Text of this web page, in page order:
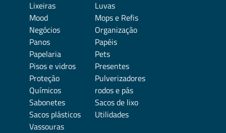
Lixeiras
Luvas
Mood
Mops e Refis
Negócios
Organização
Panos
Papéis
Papelaria
Pets
Pisos e vidros
Presentes
Proteção
Pulverizadores
Químicos
rodos e pás
Sabonetes
Sacos de lixo
Sacos plásticos
Utilidades
Vassouras